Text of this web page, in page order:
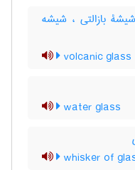
بازالتی ، شیشه
volcanic glass
water glass
whisker of